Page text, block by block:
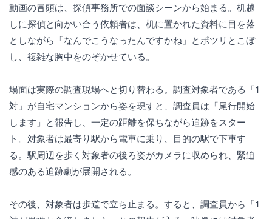
動画の冒頭は、探偵事務所での面談シーンから始まる。机越
しに探偵と向かい合う依頼者は、机に置かれた資料に目を落
としながら「なんでこうなったんですかね」とポツリとこぼ
し、複雑な胸中をのぞかせている。
場面は実際の調査現場へと切り替わる。調査対象者である「1
対」が自宅マンションから姿を現すと、調査員は「尾行開始
します」と報告し、一定の距離を保ちながら追跡をスター
ト。対象者は最寄り駅から電車に乗り、目的の駅で下車す
る。駅周辺を歩く対象者の後ろ姿がカメラに収められ、緊迫
感のある追跡劇が展開される。
その後、対象者は歩道で立ち止まる。すると、調査員から「1